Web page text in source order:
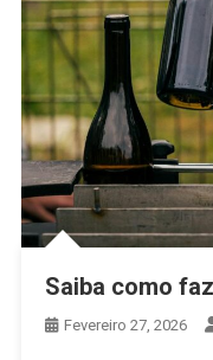
Saiba como
Fevereiro 27, 2026